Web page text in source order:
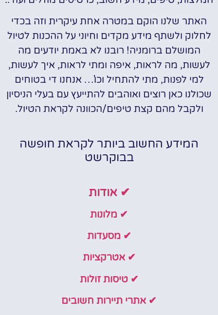
האתר שלנו הוקם במטרה אחת עיקרית וזה בכדי
לחלוק ולשתף מידע מקדים וחיוני על ההכנות לטיול
המושלם ברומניה! רובנו לא באמת יודעים מה
לעשות, מה לראות, איפה ומתי לראות, איך לעשות,
למי לפנות, מתי להתחיל וכו'… אנחנו די בטוחים
שכולנו כאן רוצים ואוהבים להתייעץ עם בעלי הניסיון
ולקבל מהם קצת טיפים/הכוונה לקראת הטיול.
המידע החשוב ביותר לקראת חופשה
בבוקרשט
✔ אודות
✔ מלונות
✔ מסעדות
✔ אטרקציות
✔ טיסות זולות
✔ אתרי תיירות חשובים